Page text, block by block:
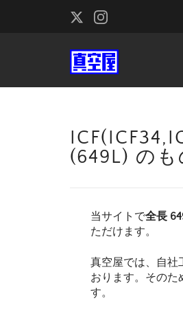
(649L) のも
当サイトで全長
ただけます。
真空屋では、自社
おります。そのた
す。